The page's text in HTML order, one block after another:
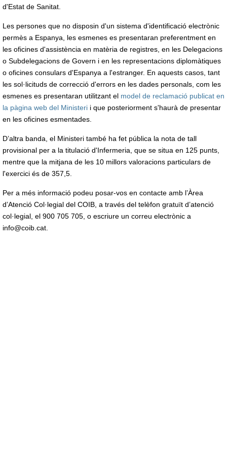
d'Estat de Sanitat.
Les persones que no disposin d'un sistema d'identificació electrònic
permès a Espanya, les esmenes es presentaran preferentment en
les oficines d'assistència en matèria de registres, en les Delegacions
o Subdelegacions de Govern i en les representacions diplomàtiques
o oficines consulars d'Espanya a l'estranger. En aquests casos, tant
les sol·licituds de correcció d'errors en les dades personals, com les
esmenes es presentaran utilitzant el model de reclamació publicat en
la pàgina web del Ministeri i que posteriorment s'haurà de presentar
en les oficines esmentades.
D’altra banda, el Ministeri també ha fet pública la nota de tall
provisional per a la titulació d'Infermeria, que se situa en 125 punts,
mentre que la mitjana de les 10 millors valoracions particulars de
l'exercici és de 357,5.
Per a més informació podeu posar-vos en contacte amb l’Àrea
d’Atenció Col·legial del COIB, a través del telèfon gratuït d’atenció
col·legial, el 900 705 705, o escriure un correu electrònic a
info@coib.cat.